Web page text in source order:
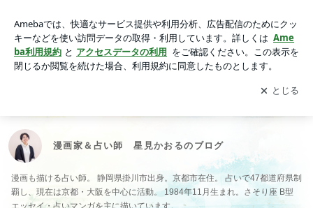
アプリをダウンロードして ブログの更新通知
を受け取りまし
ょう。
開く
漫画家＆占い師 星見かおるのブログ
漫画も描ける占い師。 静岡県掛川市出身。京都市在住。 占いで47都道府県制
覇し、現在は京都・大阪を中心に活動。 1984年11月生まれ。さそり座 B型
エッセイ・占いマンガを主に描いています。、